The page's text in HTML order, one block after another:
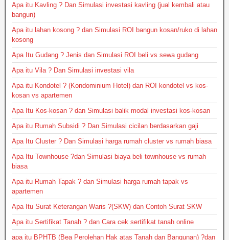
Apa itu Kavling ? Dan Simulasi investasi kavling (jual kembali atau
bangun)
Apa itu lahan kosong ? dan Simulasi ROI bangun kosan/ruko di lahan
kosong
Apa Itu Gudang ? Jenis dan Simulasi ROI beli vs sewa gudang
Apa itu Vila ? Dan Simulasi investasi vila
Apa itu Kondotel ? (Kondominium Hotel) dan ROI kondotel vs kos-
kosan vs apartemen
Apa Itu Kos-kosan ? dan Simulasi balik modal investasi kos-kosan
Apa itu Rumah Subsidi ? Dan Simulasi cicilan berdasarkan gaji
Apa Itu Cluster ? Dan Simulasi harga rumah cluster vs rumah biasa
Apa Itu Townhouse ?dan Simulasi biaya beli townhouse vs rumah
biasa
Apa itu Rumah Tapak ? dan Simulasi harga rumah tapak vs
apartemen
Apa Itu Surat Keterangan Waris ?(SKW) dan Contoh Surat SKW
Apa itu Sertifikat Tanah ? dan Cara cek sertifikat tanah online
apa itu BPHTB (Bea Perolehan Hak atas Tanah dan Bangunan) ?dan